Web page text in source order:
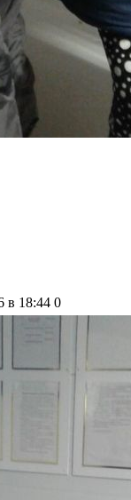
в 18:44 0